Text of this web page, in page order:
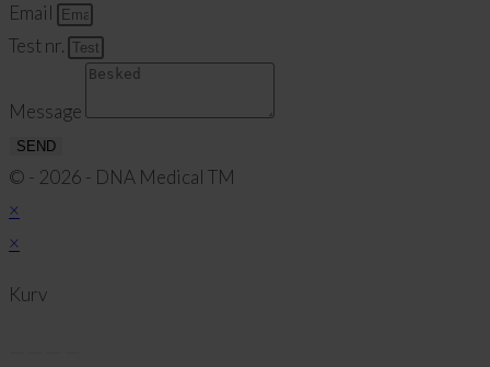
Email
Test nr.
Message
SEND
© - 2026 - DNA Medical TM
×
×
Kurv